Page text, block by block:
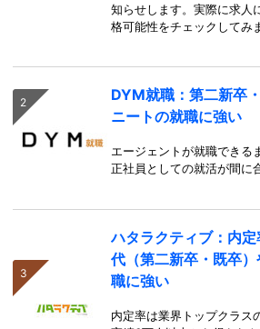
知らせします。実際に求人
格可能性をチェックしてみ
DYM就職：第二新卒
ニートの就職に強い
エージェントが就職できる
正社員としての就活が間に
ハタラクティブ：内
代（第二新卒・既卒
職に強い
内定率は業界トップクラス